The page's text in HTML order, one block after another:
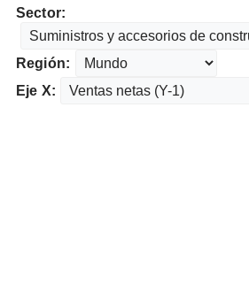
Sector:
Región:
Eje X: